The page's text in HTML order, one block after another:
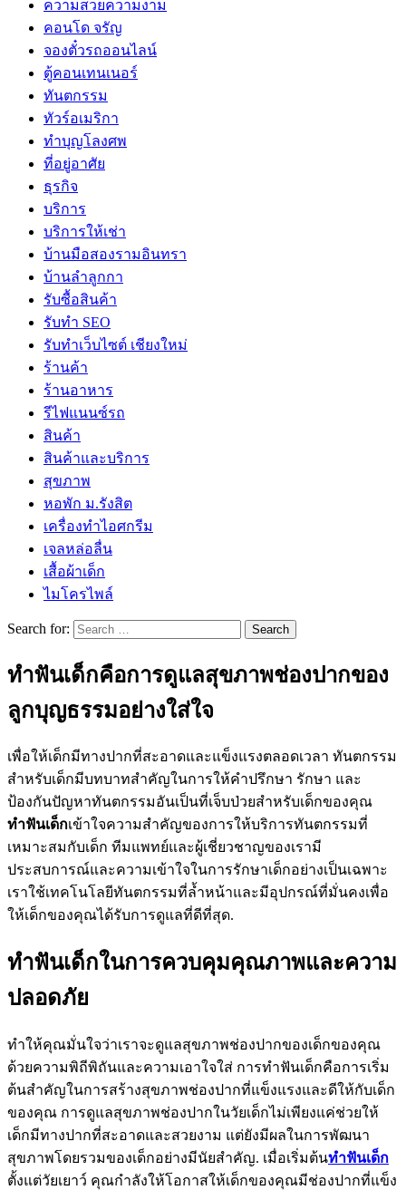
ความสวยความงาม
คอนโด จรัญ
จองตั๋วรถออนไลน์
ตู้คอนเทนเนอร์
ทันตกรรม
ทัวร์อเมริกา
ทำบุญโลงศพ
ที่อยู่อาศัย
ธุรกิจ
บริการ
บริการให้เช่า
บ้านมือสองรามอินทรา
บ้านลำลูกกา
รับซื้อสินค้า
รับทำ SEO
รับทำเว็บไซต์ เชียงใหม่
ร้านค้า
ร้านอาหาร
รีไฟแนนซ์รถ
สินค้า
สินค้าและบริการ
สุขภาพ
หอพัก ม.รังสิต
เครื่องทำไอศกรีม
เจลหล่อลื่น
เสื้อผ้าเด็ก
ไมโครไพล์
Search for:
ทำฟันเด็กคือการดูแลสุขภาพช่องปากของ
ลูกบุญธรรมอย่างใส่ใจ
เพื่อให้เด็กมีทางปากที่สะอาดและแข็งแรงตลอดเวลา ทันตกรรม
สำหรับเด็กมีบทบาทสำคัญในการให้คำปรึกษา รักษา และ
ป้องกันปัญหาทันตกรรมอันเป็นที่เจ็บป่วยสำหรับเด็กของคุณ
ทำฟันเด็กเข้าใจความสำคัญของการให้บริการทันตกรรมที่
เหมาะสมกับเด็ก ทีมแพทย์และผู้เชี่ยวชาญของเรามี
ประสบการณ์และความเข้าใจในการรักษาเด็กอย่างเป็นเฉพาะ
เราใช้เทคโนโลยีทันตกรรมที่ล้ำหน้าและมีอุปกรณ์ที่มั่นคงเพื่อ
ให้เด็กของคุณได้รับการดูแลที่ดีที่สุด.
ทำฟันเด็กในการควบคุมคุณภาพและความ
ปลอดภัย
ทำให้คุณมั่นใจว่าเราจะดูแลสุขภาพช่องปากของเด็กของคุณ
ด้วยความพิถีพิถันและความเอาใจใส่ การทำฟันเด็กคือการเริ่ม
ต้นสำคัญในการสร้างสุขภาพช่องปากที่แข็งแรงและดีให้กับเด็ก
ของคุณ การดูแลสุขภาพช่องปากในวัยเด็กไม่เพียงแค่ช่วยให้
เด็กมีทางปากที่สะอาดและสวยงาม แต่ยังมีผลในการพัฒนา
สุขภาพโดยรวมของเด็กอย่างมีนัยสำคัญ. เมื่อเริ่มต้นทำฟันเด็ก
ตั้งแต่วัยเยาว์ คุณกำลังให้โอกาสให้เด็กของคุณมีช่องปากที่แข็ง